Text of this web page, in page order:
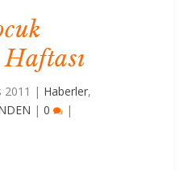
2011 | Haberler,
|0 |